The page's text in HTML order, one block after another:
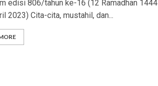
edisi 806/tahun ke-16 (12 Ramadhan 1444
2023) Cita-cita, mustahil, dan...